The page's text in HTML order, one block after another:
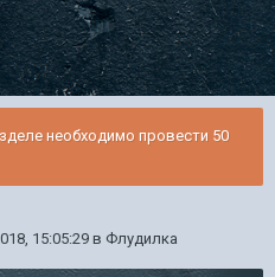
необходимо провести 50
15:05:29в Флудилка